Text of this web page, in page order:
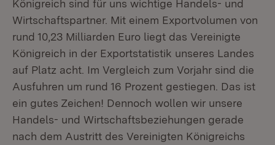
Königreich sind für uns wichtige Handels- und
Wirtschaftspartner. Mit einem Exportvolumen von
rund 10,23 Milliarden Euro liegt das Vereinigte
Königreich in der Exportstatistik unseres Landes
auf Platz acht. Im Vergleich zum Vorjahr sind die
Ausfuhren um rund 16 Prozent gestiegen. Das ist
ein gutes Zeichen! Dennoch wollen wir unsere
Handels- und Wirtschaftsbeziehungen gerade
nach dem Austritt des Vereinigten Königreichs